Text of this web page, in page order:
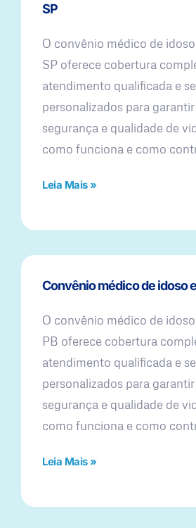
SP
O convênio médico de
SP oferece cobertura
atendimento qualificada e
personalizados para
segurança e qualidade de
como funciona e como
Leia Mais »
Convênio médico de idoso
O convênio médico de
PB oferece cobertura
atendimento qualificada e
personalizados para
segurança e qualidade de
como funciona e como
Leia Mais »